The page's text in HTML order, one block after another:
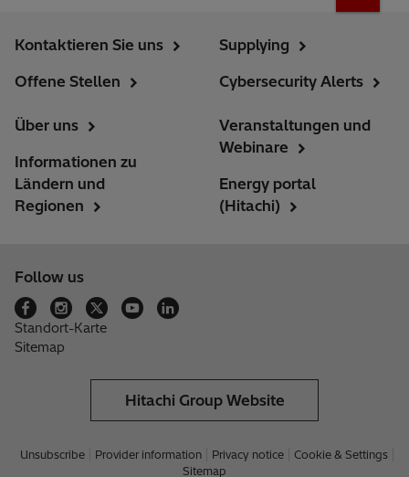
Kontaktieren Sie uns
Offene Stellen
Supplying
Cybersecurity Alerts
Über uns
Informationen zu
Ländern und
Regionen
Veranstaltungen und
Webinare
Energy portal
(Hitachi)
Follow us
Standort-Karte
Sitemap
Hitachi Group Website
Unsubscribe Provider information Privacy notice
Cookie & Settings
Sitemap